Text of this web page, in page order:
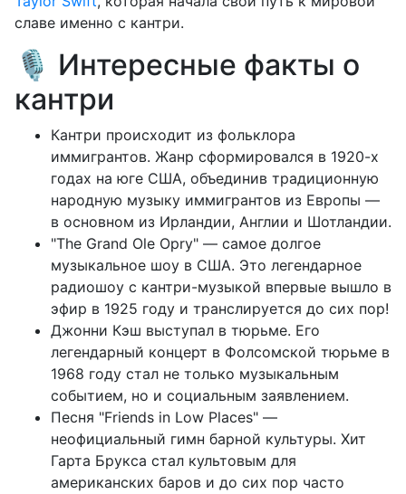
славе именно с кантри.
🎙️ Интересные факты о
кантри
Кантри происходит из фольклора
иммигрантов. Жанр сформировался в 1920-х
годах на юге США, объединив традиционную
народную музыку иммигрантов из Европы —
в основном из Ирландии, Англии и Шотландии.
"The Grand Ole Opry" — самое долгое
музыкальное шоу в США. Это легендарное
радиошоу с кантри-музыкой впервые вышло в
эфир в 1925 году и транслируется до сих пор!
Джонни Кэш выступал в тюрьме. Его
легендарный концерт в Фолсомской тюрьме в
1968 году стал не только музыкальным
событием, но и социальным заявлением.
Песня "Friends in Low Places" —
неофициальный гимн барной культуры. Хит
Гарта Брукса стал культовым для
американских баров и до сих пор часто